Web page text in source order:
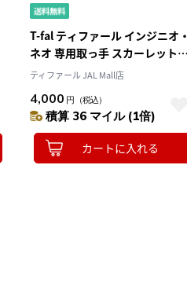
T-fal ティファール インジニオ・
ネオ 専用取っ手 スカーレット
L98633
ティファール JAL Mall店
4,000 円 （税込）
積算 36 マイル (1倍)
カートに入れる